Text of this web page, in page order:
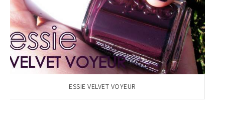
ESSIE VELVET VOYEUR